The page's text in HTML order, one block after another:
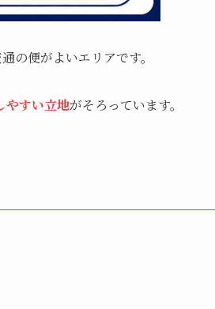
の便がよいエリアです。
やすい立地がそろっています。